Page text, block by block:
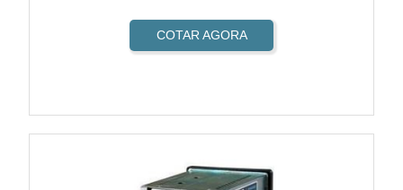
COTAR AGORA